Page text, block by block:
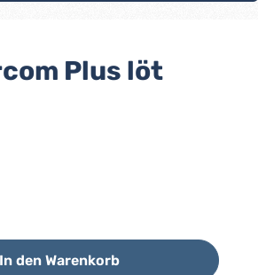
Plus löt
Wert ein oder
In den Warenkorb